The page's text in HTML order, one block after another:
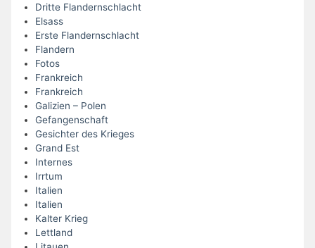
Dritte Flandernschlacht
Elsass
Erste Flandernschlacht
Flandern
Fotos
Frankreich
Frankreich
Galizien – Polen
Gefangenschaft
Gesichter des Krieges
Grand Est
Internes
Irrtum
Italien
Italien
Kalter Krieg
Lettland